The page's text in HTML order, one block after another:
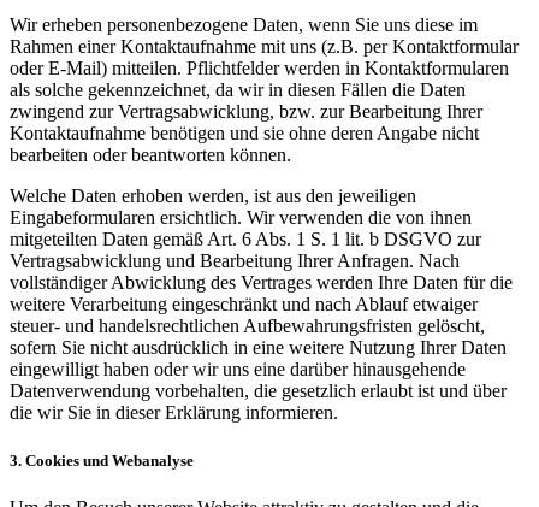
Wir erheben personenbezogene Daten, wenn Sie uns diese im
Rahmen einer Kontaktaufnahme mit uns (z.B. per Kontaktformular
oder E-Mail) mitteilen. Pflichtfelder werden in Kontaktformularen
als solche gekennzeichnet, da wir in diesen Fällen die Daten
zwingend zur Vertragsabwicklung, bzw. zur Bearbeitung Ihrer
Kontaktaufnahme benötigen und sie ohne deren Angabe nicht
bearbeiten oder beantworten können.
Welche Daten erhoben werden, ist aus den jeweiligen
Eingabeformularen ersichtlich. Wir verwenden die von ihnen
mitgeteilten Daten gemäß Art. 6 Abs. 1 S. 1 lit. b DSGVO zur
Vertragsabwicklung und Bearbeitung Ihrer Anfragen. Nach
vollständiger Abwicklung des Vertrages werden Ihre Daten für die
weitere Verarbeitung eingeschränkt und nach Ablauf etwaiger
steuer- und handelsrechtlichen Aufbewahrungsfristen gelöscht,
sofern Sie nicht ausdrücklich in eine weitere Nutzung Ihrer Daten
eingewilligt haben oder wir uns eine darüber hinausgehende
Datenverwendung vorbehalten, die gesetzlich erlaubt ist und über
die wir Sie in dieser Erklärung informieren.
3. Cookies und Webanalyse